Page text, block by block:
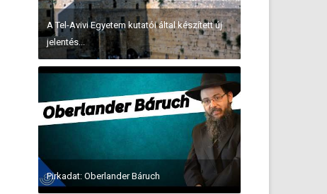
A Tel-Avivi Egyetem kutatói által készített új
jelentés...
Pirkadat: Oberlander Báruch